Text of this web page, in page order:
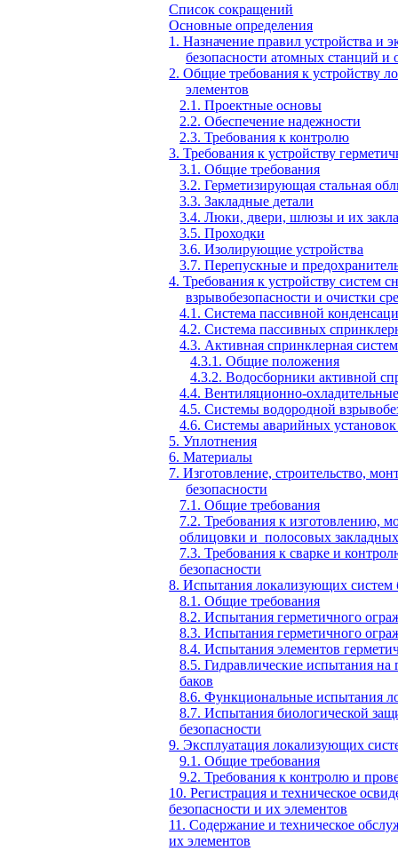
Список сокращений
Основные определения
1. Назначение правил устройства и
безопасности атомных станций и
2. Общие требования к устройству
элементов
2.1. Проектные основы
2.2. Обеспечение надежности
2.3. Требования к контролю
3. Требования к устройству
3.1. Общие требования
3.2. Герметизирующая стальная
3.3. Закладные детали
3.4. Люки, двери, шлюзы и их
3.5. Проходки
3.6. Изолирующие устройства
3.7. Перепускные и
4. Требования к устройству систем
взрывобезопасности и очистки
4.1. Система пассивной
4.2. Система пассивных
4.3. Активная спринклерная
4.3.1. Общие положения
4.3.2. Водосборники активной
4.4. Вентиляционно-
4.5. Системы водородной
4.6. Системы аварийных установок
5. Уплотнения
6. Материалы
7. Изготовление, строительство,
безопасности
7.1. Общие требования
7.2. Требования к изготовлению,
облицовки и полосовых
7.3. Требования к сварке и
безопасности
8. Испытания локализующих систем
8.1. Общие требования
8.2. Испытания герметичного
8.3. Испытания герметичного
8.4. Испытания элементов
8.5. Гидравлические испытания
баков
8.6. Функциональные испытания
8.7. Испытания биологической
безопасности
9. Эксплуатация локализующих
9.1. Общие требования
9.2. Требования к контролю и
10. Регистрация и техническое
безопасности и их элементов
11. Содержание и техническое
их элементов